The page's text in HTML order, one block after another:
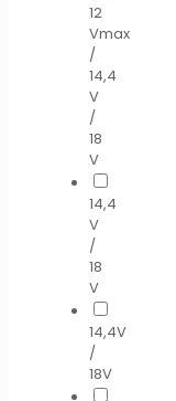
12
Vmax
/
14,4
V
/
18
V
14,4
V
/
18
V
14,4V
/
18V